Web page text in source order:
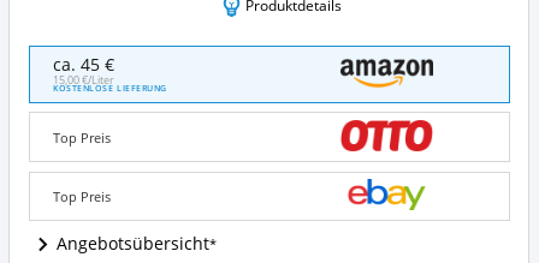
Produktdetails
ADLER
Ultra-
Color
Wandfarbe
erstklassige
Angebote:
diese
Bunte
ca. 45 €
15,00 €/Liter
KOSTENLOSE LIEFERUNG
Top Preis
Top Preis
Angebotsübersicht